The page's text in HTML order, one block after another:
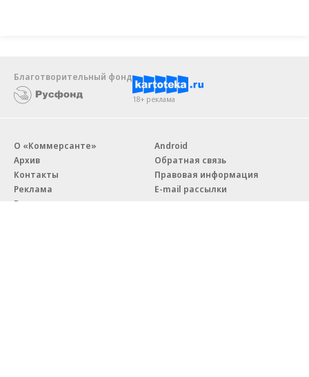
Благотворительный фонд
18+ реклама
О «Коммерсанте»
Архив
Контакты
Реклама
Вакансии
Android
Обратная связь
Правовая информация
E-mail рассылки